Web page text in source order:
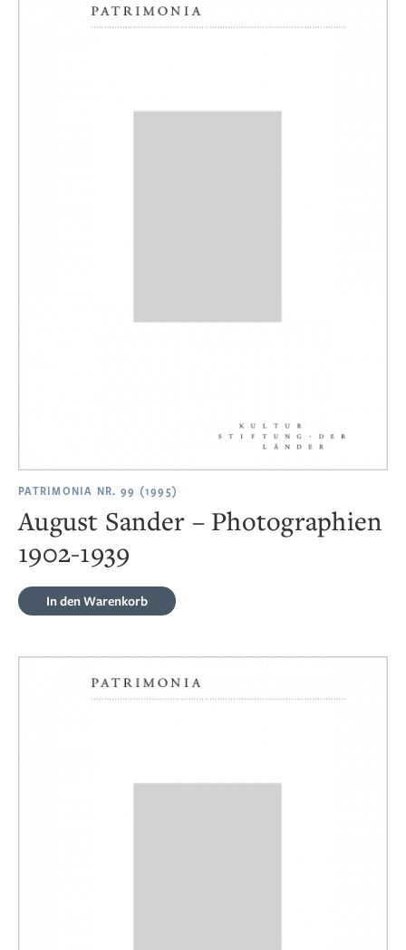
PATRIMONIA NR. 99 (1995)
August Sander – Photographien
1902-1939
In den Warenkorb